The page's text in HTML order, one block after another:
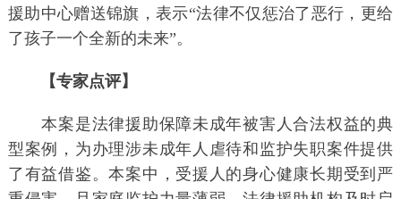
援助中心赠送锦旗，表示“法律不仅惩治了恶行，更给
了孩子一个全新的未来”。
【专家点评】
本案是法律援助保障未成年被害人合法权益的典
型案例，为办理涉未成年人虐待和监护失职案件提供
了有益借鉴。本案中，受援人的身心健康长期受到严